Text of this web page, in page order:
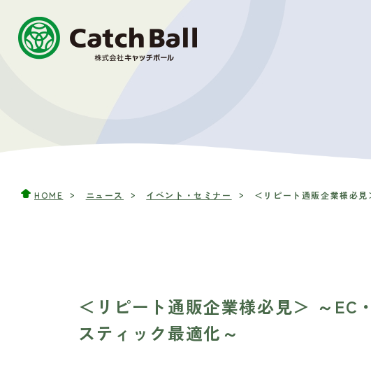
HOME ニュース イベント・セミナー ＜リピート通販企業様必
＜リピート通販企業様必見＞ ～EC
スティック最適化～